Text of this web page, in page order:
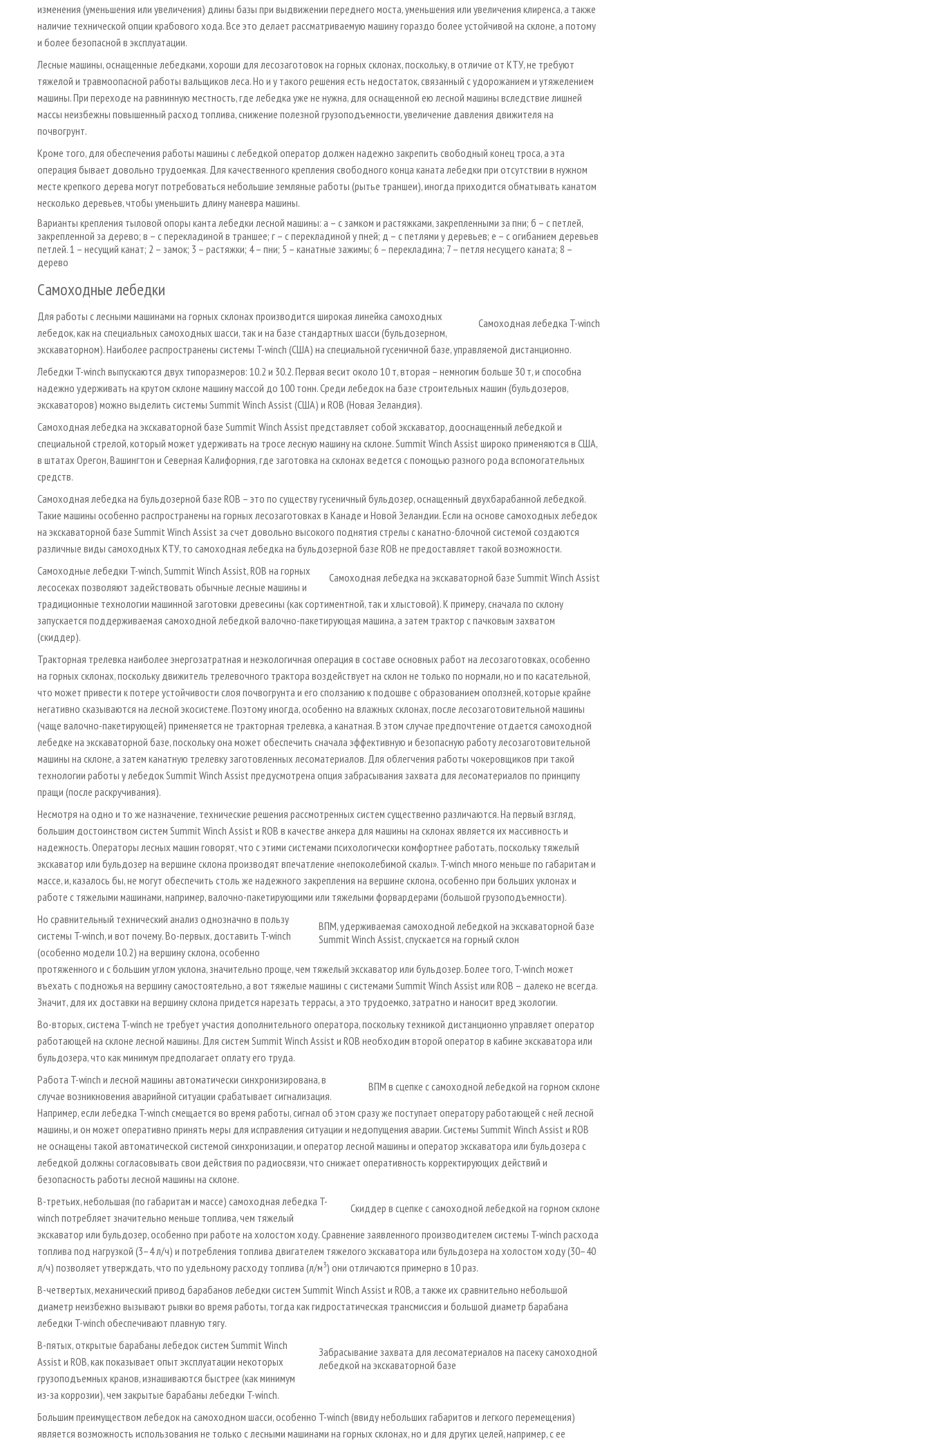
изменения (уменьшения или увеличения) длины базы при выдвижении переднего моста, уменьшения или увеличения клиренса, а также
наличие технической опции крабового хода. Все это делает рассматриваемую машину гораздо более устойчивой на склоне, а потому
и более безопасной в эксплуатации.
Лесные машины, оснащенные лебедками, хороши для лесозаготовок на горных склонах, поскольку, в отличие от КТУ, не требуют
тяжелой и травмоопасной работы вальщиков леса. Но и у такого решения есть недостаток, связанный с удорожанием и утяжелением
машины. При переходе на равнинную местность, где лебедка уже не нужна, для оснащенной ею лесной машины вследствие лишней
массы неизбежны повышенный расход топлива, снижение полезной грузоподъемности, увеличение давления движителя на
почвогрунт.
Кроме того, для обеспечения работы машины с лебедкой оператор должен надежно закрепить свободный конец троса, а эта
операция бывает довольно трудоемкая. Для качественного крепления свободного конца каната лебедки при отсутствии в нужном
месте крепкого дерева могут потребоваться небольшие земляные работы (рытье траншеи), иногда приходится обматывать канатом
несколько деревьев, чтобы уменьшить длину маневра машины.
Варианты крепления тыловой опоры канта лебедки лесной машины: а – с замком и растяжками, закрепленными за пни; б – с петлей,
закрепленной за дерево; в – с перекладиной в траншее; г – с перекладиной у пней; д – с петлями у деревьев; е – с огибанием деревьев
петлей. 1 – несущий канат; 2 – замок; 3 – растяжки; 4 – пни; 5 – канатные зажимы; 6 – перекладина; 7 – петля несущего каната; 8 –
дерево
Самоходные лебедки
Самоходная лебедка T-winch
Для работы с лесными машинами на горных склонах производится широкая линейка самоходных
лебедок, как на специальных самоходных шасси, так и на базе стандартных шасси (бульдозерном,
экскаваторном). Наиболее распространены системы T-winch (США) на специальной гусеничной базе, управляемой дистанционно.
Лебедки T-winch выпускаются двух типоразмеров: 10.2 и 30.2. Первая весит около 10 т, вторая – немногим больше 30 т, и способна
надежно удерживать на крутом склоне машину массой до 100 тонн. Среди лебедок на базе строительных машин (бульдозеров,
экскаваторов) можно выделить системы Summit Winch Assist (США) и ROB (Новая Зеландия).
Самоходная лебедка на экскаваторной базе Summit Winch Assist представляет собой экскаватор, дооснащенный лебедкой и
специальной стрелой, который может удерживать на тросе лесную машину на склоне. Summit Winch Assist широко применяются в США,
в штатах Орегон, Вашингтон и Северная Калифорния, где заготовка на склонах ведется с помощью разного рода вспомогательных
средств.
Самоходная лебедка на бульдозерной базе ROB – это по существу гусеничный бульдозер, оснащенный двухбарабанной лебедкой.
Такие машины особенно распространены на горных лесозаготовках в Канаде и Новой Зеландии. Если на основе самоходных лебедок
на экскаваторной базе Summit Winch Assist за счет довольно высокого поднятия стрелы с канатно-блочной системой создаются
различные виды самоходных КТУ, то самоходная лебедка на бульдозерной базе ROB не предоставляет такой возможности.
Самоходная лебедка на экскаваторной базе Summit Winch Assist
Самоходные лебедки T-winch, Summit Winch Assist, ROB на горных
лесосеках позволяют задействовать обычные лесные машины и
традиционные технологии машинной заготовки древесины (как сортиментной, так и хлыстовой). К примеру, сначала по склону
запускается поддерживаемая самоходной лебедкой валочно-пакетирующая машина, а затем трактор с пачковым захватом
(скиддер).
Тракторная трелевка наиболее энергозатратная и неэкологичная операция в составе основных работ на лесозаготовках, особенно
на горных склонах, поскольку движитель трелевочного трактора воздействует на склон не только по нормали, но и по касательной,
что может привести к потере устойчивости слоя почвогрунта и его сползанию к подошве с образованием оползней, которые крайне
негативно сказываются на лесной экосистеме. Поэтому иногда, особенно на влажных склонах, после лесозаготовительной машины
(чаще валочно-пакетирующей) применяется не тракторная трелевка, а канатная. В этом случае предпочтение отдается самоходной
лебедке на экскаваторной базе, поскольку она может обеспечить сначала эффективную и безопасную работу лесозаготовительной
машины на склоне, а затем канатную трелевку заготовленных лесоматериалов. Для облегчения работы чокеровщиков при такой
технологии работы у лебедок Summit Winch Assist предусмотрена опция забрасывания захвата для лесоматериалов по принципу
пращи (после раскручивания).
Несмотря на одно и то же назначение, технические решения рассмотренных систем существенно различаются. На первый взгляд,
большим достоинством систем Summit Winch Assist и ROB в качестве анкера для машины на склонах является их массивность и
надежность. Операторы лесных машин говорят, что с этими системами психологически комфортнее работать, поскольку тяжелый
экскаватор или бульдозер на вершине склона производят впечатление «непоколебимой скалы». T-winch много меньше по габаритам и
массе, и, казалось бы, не могут обеспечить столь же надежного закрепления на вершине склона, особенно при больших уклонах и
работе с тяжелыми машинами, например, валочно-пакетирующими или тяжелыми форвардерами (большой грузоподъемности).
ВПМ, удерживаемая самоходной лебедкой на экскаваторной базе
Summit Winch Assist, спускается на горный склон
Но сравнительный технический анализ однозначно в пользу
системы T-winch, и вот почему. Во-первых, доставить T-winch
(особенно модели 10.2) на вершину склона, особенно
протяженного и с большим углом уклона, значительно проще, чем тяжелый экскаватор или бульдозер. Более того, T-winch может
въехать с подножья на вершину самостоятельно, а вот тяжелые машины с системами Summit Winch Assist или ROB – далеко не всегда.
Значит, для их доставки на вершину склона придется нарезать террасы, а это трудоемко, затратно и наносит вред экологии.
Во-вторых, система T-winch не требует участия дополнительного оператора, поскольку техникой дистанционно управляет оператор
работающей на склоне лесной машины. Для систем Summit Winch Assist и ROB необходим второй оператор в кабине экскаватора или
бульдозера, что как минимум предполагает оплату его труда.
ВПМ в сцепке с самоходной лебедкой на горном склоне
Работа T-winch и лесной машины автоматически синхронизирована, в
случае возникновения аварийной ситуации срабатывает сигнализация.
Например, если лебедка T-winch смещается во время работы, сигнал об этом сразу же поступает оператору работающей с ней лесной
машины, и он может оперативно принять меры для исправления ситуации и недопущения аварии. Системы Summit Winch Assist и ROB
не оснащены такой автоматической системой синхронизации, и оператор лесной машины и оператор экскаватора или бульдозера с
лебедкой должны согласовывать свои действия по радиосвязи, что снижает оперативность корректирующих действий и
безопасность работы лесной машины на склоне.
Скиддер в сцепке с самоходной лебедкой на горном склоне
В-третьих, небольшая (по габаритам и массе) самоходная лебедка T-
winch потребляет значительно меньше топлива, чем тяжелый
экскаватор или бульдозер, особенно при работе на холостом ходу. Сравнение заявленного производителем системы T-winch расхода
топлива под нагрузкой (3–4 л/ч) и потребления топлива двигателем тяжелого экскаватора или бульдозера на холостом ходу (30–40
л/ч) позволяет утверждать, что по удельному расходу топлива (л/м3) они отличаются примерно в 10 раз.
В-четвертых, механический привод барабанов лебедки систем Summit Winch Assist и ROB, а также их сравнительно небольшой
диаметр неизбежно вызывают рывки во время работы, тогда как гидростатическая трансмиссия и большой диаметр барабана
лебедки T-winch обеспечивают плавную тягу.
Забрасывание захвата для лесоматериалов на пасеку самоходной
лебедкой на экскаваторной базе
В-пятых, открытые барабаны лебедок систем Summit Winch
Assist и ROB, как показывает опыт эксплуатации некоторых
грузоподъемных кранов, изнашиваются быстрее (как минимум
из-за коррозии), чем закрытые барабаны лебедки T-winch.
Большим преимуществом лебедок на самоходном шасси, особенно T-winch (ввиду небольших габаритов и легкого перемещения)
является возможность использования не только с лесными машинами на горных склонах, но и для других целей, например, с ее